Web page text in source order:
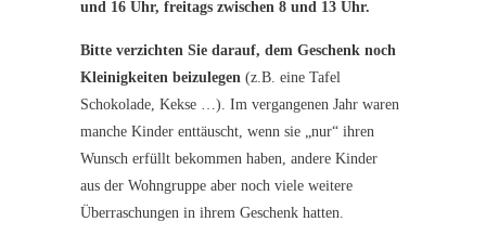
und 16 Uhr, freitags zwischen 8 und 13 Uhr.
Bitte verzichten Sie darauf, dem Geschenk noch
Kleinigkeiten beizulegen (z.B. eine Tafel
Schokolade, Kekse …). Im vergangenen Jahr waren
manche Kinder enttäuscht, wenn sie „nur“ ihren
Wunsch erfüllt bekommen haben, andere Kinder
aus der Wohngruppe aber noch viele weitere
Überraschungen in ihrem Geschenk hatten.